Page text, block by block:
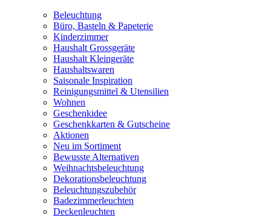
Beleuchtung
Büro, Basteln & Papeterie
Kinderzimmer
Haushalt Grossgeräte
Haushalt Kleingeräte
Haushaltswaren
Saisonale Inspiration
Reinigungsmittel & Utensilien
Wohnen
Geschenkidee
Geschenkkarten & Gutscheine
Aktionen
Neu im Sortiment
Bewusste Alternativen
Weihnachtsbeleuchtung
Dekorationsbeleuchtung
Beleuchtungszubehör
Badezimmerleuchten
Deckenleuchten